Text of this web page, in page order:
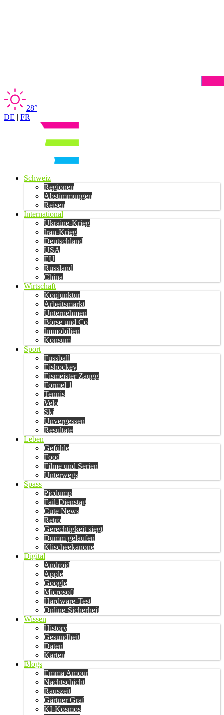
28°
DE | FR
Schweiz
Regionen
Abstimmungen
Reisen
International
Ukraine-Krieg
Iran-Krieg
Deutschland
USA
EU
Russland
China
Wirtschaft
Konjunktur
Arbeitsmarkt
Unternehmen
Börse und Co
Immobilien
Konsum
Sport
Fussball
Eishockey
Eismeister Zaugg
Formel 1
Tennis
Velo
Ski
Unvergessen
Resultate
Leben
Gefühle
Food
Filme und Serien
Unterwegs
Spass
Picdump
Fail-Dienstag
Cute News
Retro
Gerechtigkeit siegt
Dumm gelaufen
Klischeekanone
Digital
Android
Apple
Google
Microsoft
Hardware-Test
Online-Sicherheit
Wissen
History
Gesundheit
Daten
Karten
Blogs
Emma Amour
Nachtschicht
Rauszeit
Gärtner Graf
KI-Kosmos